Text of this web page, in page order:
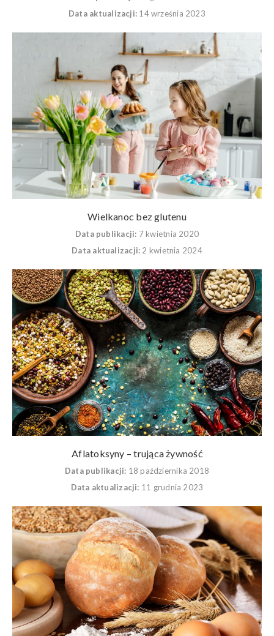
Data aktualizacji: 14 września 2023
Wielkanoc bez glutenu
Data publikacji: 7 kwietnia 2020
Data aktualizacji: 2 kwietnia 2024
Aflatoksyny – trująca żywność
Data publikacji: 18 października 2018
Data aktualizacji: 11 grudnia 2023